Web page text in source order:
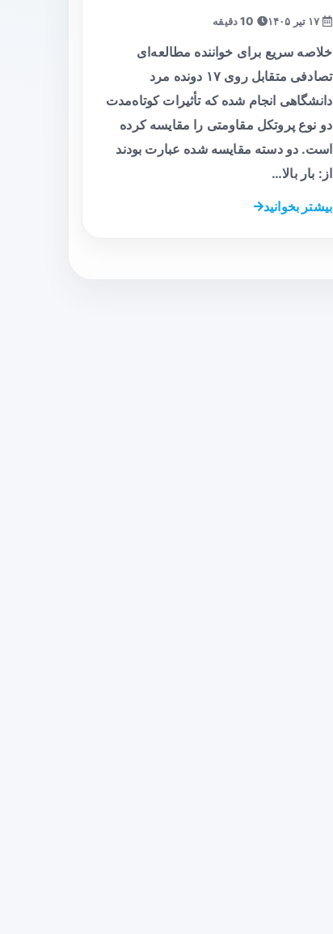
خلاصه سریع برای خواننده مطالعه‌ای
تصادفی متقابل روی ۱۷ دونده مرد
دانشگاهی انجام شده که تأثیرات کوتاه‌مدت
دو نوع پروتکل مقاومتی را مقایسه کرده
است. دو دسته مقایسه شده عبارت بودند
از: بار بالا…
بیشتر بخوانید